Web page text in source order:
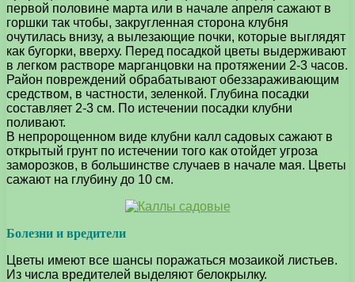
первой половине марта или в начале апреля сажают в
горшки так чтобы, закругленная сторона клубня
очутилась внизу, а вылезающие почки, которые выглядят
как бугорки, вверху. Перед посадкой цветы выдерживают
в легком растворе марганцовки на протяжении 2-3 часов.
Район повреждений обрабатывают обеззараживающим
средством, в частности, зеленкой. Глубина посадки
составляет 2-3 см. По истечении посадки клубни
поливают.
В непророщенном виде клубни калл садовых сажают в
открытый грунт по истечении того как отойдет угроза
заморозков, в большинстве случаев в начале мая. Цветы
сажают на глубину до 10 см.
Болезни и вредители
Цветы имеют все шансы поражаться мозаикой листьев.
Из числа вредителей выделяют белокрылку.